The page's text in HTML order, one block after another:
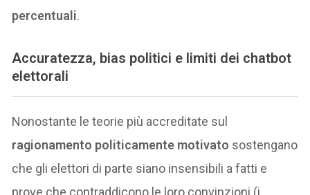
percentuali.
Accuratezza, bias politici e limiti dei chatbot
elettorali
Nonostante le teorie più accreditate sul
ragionamento politicamente motivato sostengano
che gli elettori di parte siano insensibili a fatti e
prove che contraddicono le loro convinzioni (i